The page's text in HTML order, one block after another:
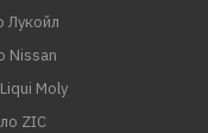
Лукойл
Nissan
Moly
ZIC